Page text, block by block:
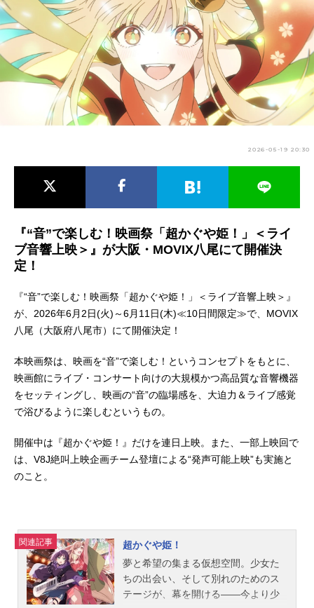
最新記事一覧
アニメ記事一覧 声優記事一覧
アニメ映画一覧 実写化映画一覧
今期アニメ曜日別一覧
春アニメ 夏アニメ
男性声優/女性声優一覧
2026-05-19 20:30
『“音”で楽しむ！映画祭「超かぐや姫！」＜ライ
ブ音響上映＞』が大阪・MOVIX八尾にて開催決
定！
『“音”で楽しむ！映画祭「超かぐや姫！」＜ライブ音響上映＞』
が、2026年6月2日(火)～6月11日(木)≪10日間限定≫で、MOVIX
八尾（大阪府八尾市）にて開催決定！
本映画祭は、映画を“音”で楽しむ！というコンセプトをもとに、
映画館にライブ・コンサート向けの大規模かつ高品質な音響機器
をセッティングし、映画の“音”の臨場感を、大迫力＆ライブ感覚
で浴びるように楽しむというもの。
開催中は『超かぐや姫！』だけを連日上映。また、一部上映回で
は、V8J絶叫上映企画チーム登壇による“発声可能上映”も実施と
のこと。
関連記事
超かぐや姫！
夢と希望の集まる仮想空間。少女た
ちの出会い、そして別れのためのス
テージが、幕を開ける――今より少